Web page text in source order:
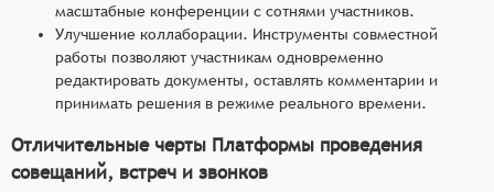
масштабные конференции с сотнями участников.
Улучшение коллаборации. Инструменты совместной
работы позволяют участникам одновременно
редактировать документы, оставлять комментарии и
принимать решения в режиме реального времени.
Отличительные черты Платформы проведения
совещаний, встреч и звонков